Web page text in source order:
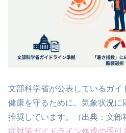
文部科学省が公表しているガ
健康を守るために、気象状況に
推奨しています。（出典：文部